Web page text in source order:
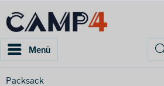
Menü
Packsack